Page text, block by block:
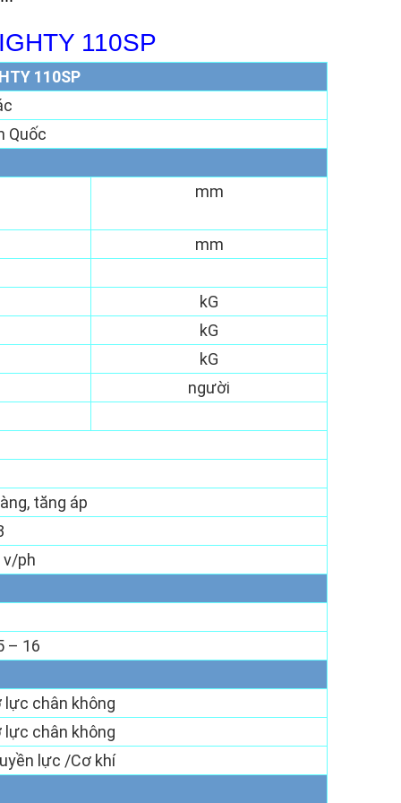
110SP
110SP
Quốc
mm
mm
kG
kG
kG
người
tăng áp
v/ph
– 16
chân không
chân không
lực /Cơ khí